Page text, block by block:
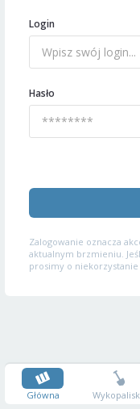
Login
Hasło
Zalogowanie oznacza
aktualnym brzmieniu.
prosimy o niekorzystanie
Główna